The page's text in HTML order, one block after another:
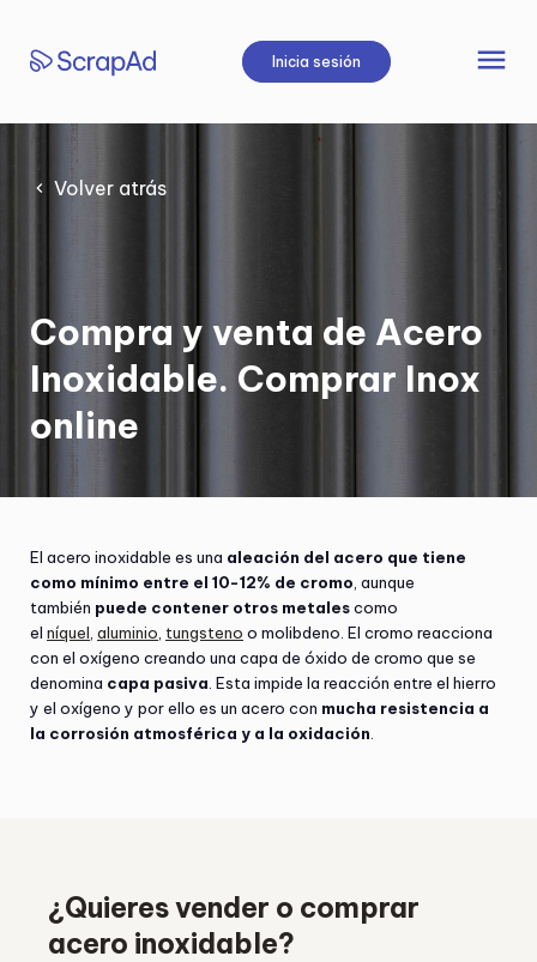
contenido
Inicia sesión menu
Volver atrás
Compra y venta de Acero
Inoxidable. Comprar Inox
online
El acero inoxidable es una aleación del acero que tiene
como mínimo entre el 10-12% de cromo , aunque
también puede contener otros metalescomo
el níquel aluminio tungsteno o molibdeno. El cromo reacciona
con el oxígeno creando una capa de óxido de cromo que se
denomina capa pasiva . Esta impide la reacción entre el hierro
y el oxígeno y por ello es un acero con mucha resistencia a
la corrosión atmosférica y a la oxidación
¿Quieres vender o comprar
acero inoxidable?